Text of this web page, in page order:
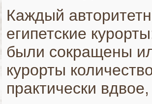
Каждый
египетские
были сокращены
курорты
практически